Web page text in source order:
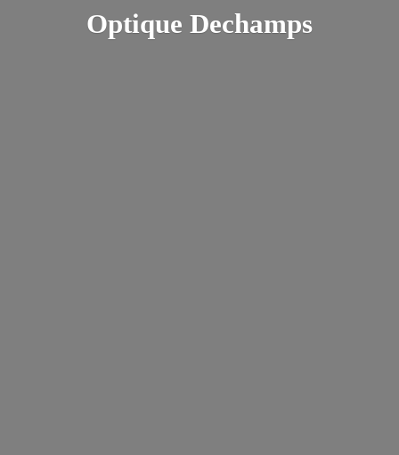
Optique Dechamps